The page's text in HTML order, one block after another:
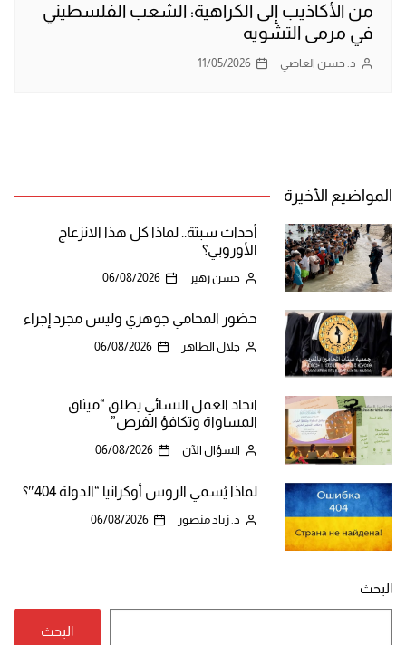
من الأكاذيب إلى الكراهية: الشعب الفلسطيني
في مرمى التشويه
د. حسن العاصي 11/05/2026
المواضيع الأخيرة
أحداث سبتة.. لماذا كل هذا الانزعاج
الأوروبي؟
حسن زهير 06/08/2026
حضور المحامي جوهري وليس مجرد إجراء
جلال الطاهر 06/08/2026
اتحاد العمل النسائي يطلق “ميثاق
المساواة وتكافؤ الفرص”
السؤال الآن 06/08/2026
لماذا يُسمي الروس أوكرانيا “الدولة 404″؟
د. زياد منصور 06/08/2026
البحث
البحث